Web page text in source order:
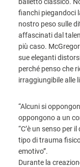
fianchi piegandoci
nostro peso sulle
affascinati dal
più caso.
sue eleganti
perché penso che
irraggiungibile alle
“Alcuni si
oppongono a un
“C’è un senso per
tipo di trauma
emotivo”.
Durante la